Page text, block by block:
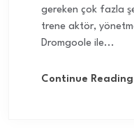
gereken çok fazla
trene aktör,
Dromgoole ile...
Continue Reading